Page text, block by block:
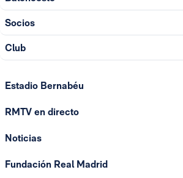
Socios
Club
Estadio Bernabéu
RMTV en directo
Noticias
Fundación Real Madrid